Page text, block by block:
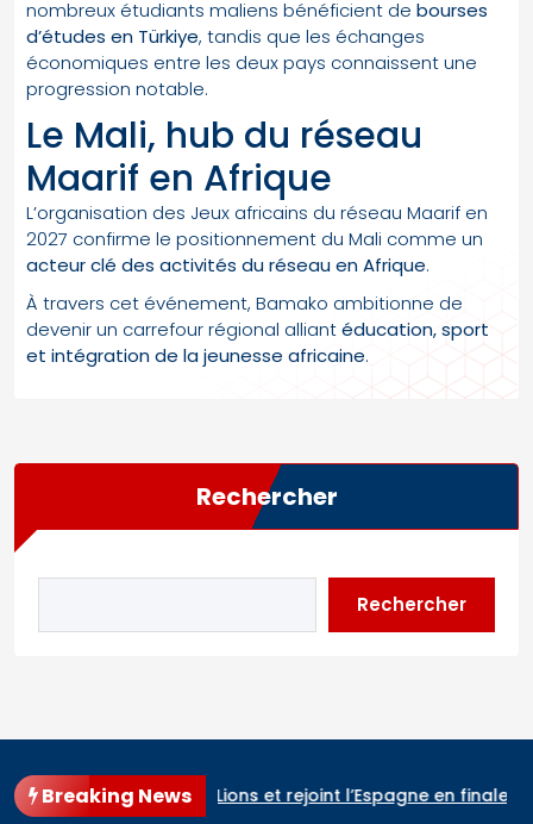
nombreux étudiants maliens bénéficient de bourses
d’études en Türkiye, tandis que les échanges
économiques entre les deux pays connaissent une
progression notable.
Le Mali, hub du réseau
Maarif en Afrique
L’organisation des Jeux africains du réseau Maarif en
2027 confirme le positionnement du Mali comme un
acteur clé des activités du réseau en Afrique.
À travers cet événement, Bamako ambitionne de
devenir un carrefour régional alliantéducation, sport
et intégration de la jeunesse africaine.
Rechercher
Rechercher
Breaking News
les Three Lions et rejoint l’Espagne en finale Cour